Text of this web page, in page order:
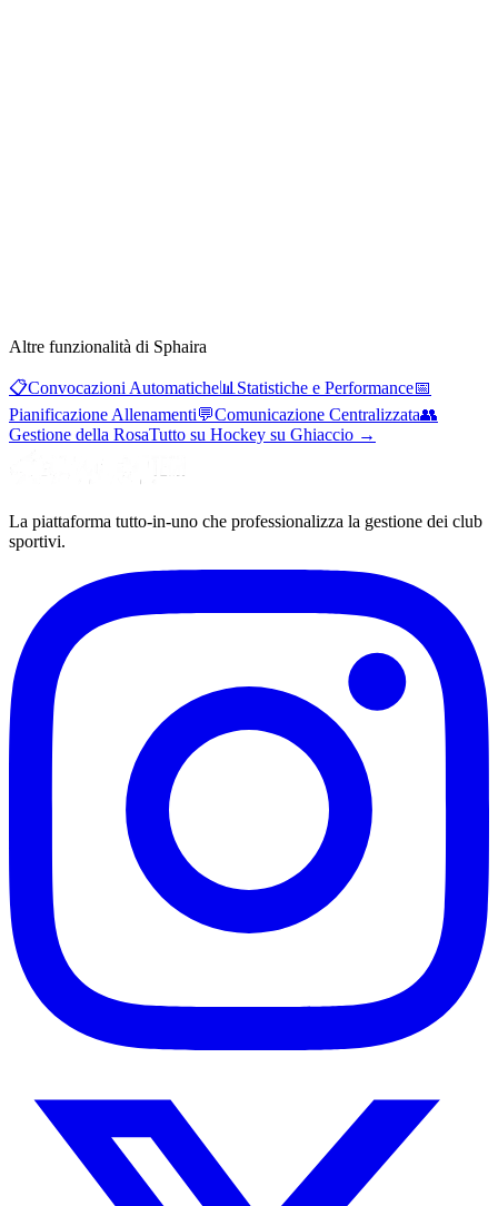
Altre funzionalità di Sphaira
📋Convocazioni Automatiche📊 Statistiche e Performance📅
Pianificazione Allenamenti💬Comunicazione Centralizzata👥
Gestione della RosaTutto su Hockey su Ghiaccio →
La piattaforma tutto-in-uno che professionalizza la gestione dei club
sportivi.